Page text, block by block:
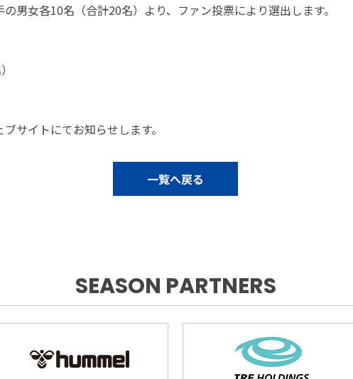
男女各10名（合計20名）より、ファン投票により選出します。
サイトにてお知らせします。
一覧へ戻る
SEASON PARTNERS